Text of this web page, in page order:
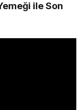
ile Son